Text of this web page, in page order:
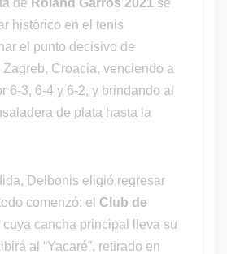
histórico en el tenis
el punto decisivo de
Croacia, venciendo a
6-3, 6-4 y 6-2, y brindando al
de plata hasta la
Delbonis eligió regresar
comenzó: el Club de
cuya cancha principal lleva su
al “Yacaré”, retirado en